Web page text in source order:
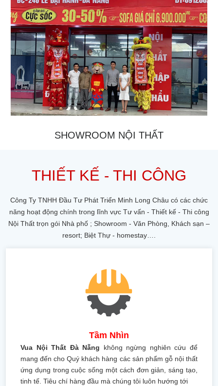
SHOWROOM NỘI THẤT
THIẾT KẾ - THI CÔNG
Công Ty TNHH Đầu Tư Phát Triển Minh Long Châu có các chức
năng hoạt động chính trong lĩnh vực Tư vấn - Thiết kế - Thi công
Nội Thất trọn gói Nhà phố ; Showroom - Văn Phòng, Khách sạn –
resort; Biệt Thự - homestay….
Tầm Nhìn
Vua Nội Thất Đà Nẵng không ngừng nghiên cứu để
mang đến cho Quý khách hàng các sản phẩm gỗ nội thất
ứng dụng trong cuộc sống một cách đơn giản, sáng tạo,
tinh tế. Tiêu chí hàng đầu mà chúng tôi luôn hướng tới